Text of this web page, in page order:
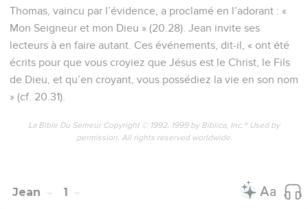
Thomas, vaincu par l’évidence, a proclamé en l’adorant : «
Mon Seigneur et mon Dieu » (20.28). Jean invite ses
lecteurs à en faire autant. Ces événements, dit-il, « ont été
écrits pour que vous croyiez que Jésus est le Christ, le Fils
de Dieu, et qu’en croyant, vous possédiez la vie en son nom
» (cf. 20.31).
La Bible Du Semeur Copyright © 1992, 1999 by Biblica, Inc.® Used by
permission. All rights reserved worldwide.
Jean 1